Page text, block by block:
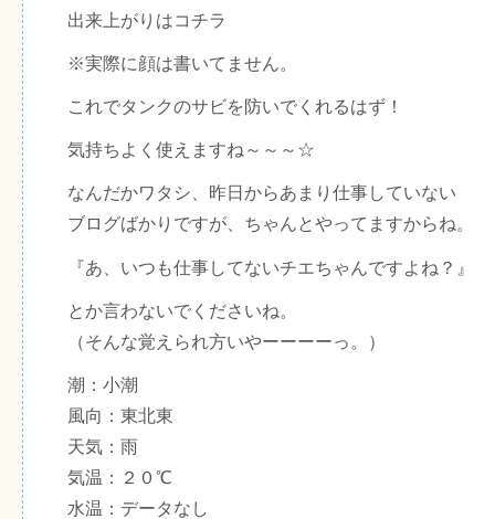
出来上がりはコチラ
※実際に顔は書いてません。
これでタンクのサビを防いでくれるはず！
気持ちよく使えますね～～～☆
なんだかワタシ、昨日からあまり仕事していない
ブログばかりですが、ちゃんとやってますからね。
『あ、いつも仕事してないチエちゃんですよね？』
とか言わないでくださいね。
（そんな覚えられ方いやーーーーっ。）
潮：小潮
風向：東北東
天気：雨
気温：２０℃
水温：データなし